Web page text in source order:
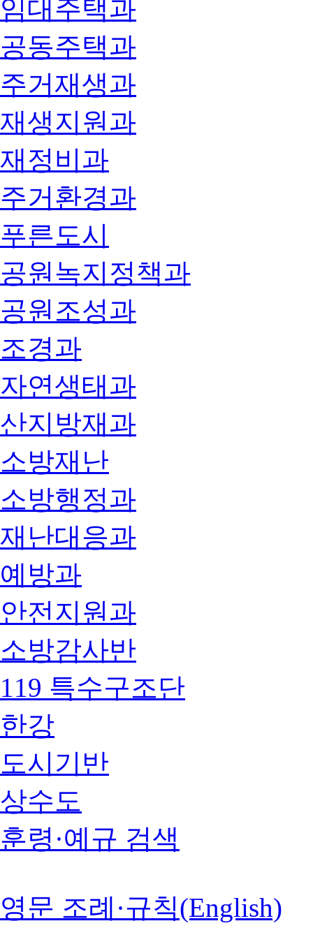
임대주택과
공동주택과
주거재생과
재생지원과
재정비과
주거환경과
푸른도시
공원녹지정책과
공원조성과
조경과
자연생태과
산지방재과
소방재난
소방행정과
재난대응과
예방과
안전지원과
소방감사반
119 특수구조단
한강
도시기반
상수도
훈령·예규 검색
영문 조례·규칙(English)